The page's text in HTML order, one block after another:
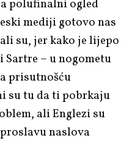
polufinalni ogled
mediji gotovo nas
su, jer kako je lijepo
– u nogometu
prisutnošću
su tu da ti pobrkaju
ali Englezi su
naslova